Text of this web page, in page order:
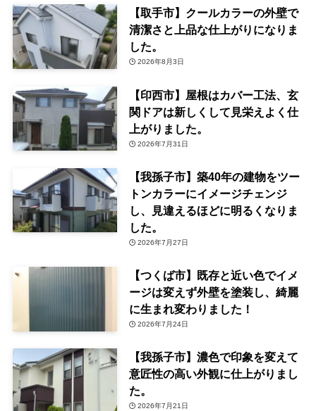
【取手市】クールカラーの外壁で
清潔さと上品な仕上がりになりま
した。
2026年8月3日
【印西市】屋根はカバー工法、玄
関ドアは新しくして見栄えよく仕
上がりました。
2026年7月31日
【我孫子市】築40年の建物をツー
トンカラーにイメージチェンジ
し、見違えるほどに明るくなりま
した。
2026年7月27日
【つくば市】既存と近い色でイメ
ージは変えず外壁を塗装し、綺麗
に生まれ変わりました！
2026年7月24日
【我孫子市】濃色で印象を変えて
意匠性の高い外観に仕上がりまし
た。
2026年7月21日